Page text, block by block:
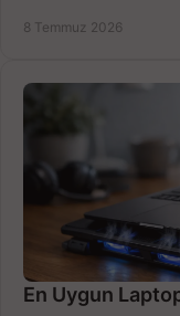
8 Temmuz 2026
En Uygun